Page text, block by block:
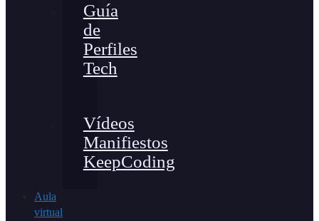
Guía
de
Perfiles
Tech
Vídeos
Manifiestos
KeepCoding
Aula
virtual